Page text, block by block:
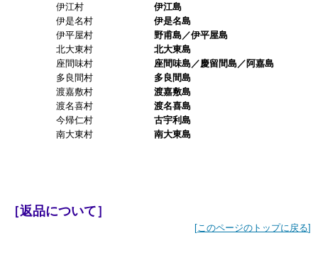
伊江村
伊江島
伊是名村
伊是名島
伊平屋村
野甫島／伊平屋島
北大東村
北大東島
座間味村
座間味島／慶留間島／阿嘉島
多良間村
多良間島
渡嘉敷村
渡嘉敷島
渡名喜村
渡名喜島
今帰仁村
古宇利島
南大東村
南大東島
［返品について］
[このページのトップに戻る]